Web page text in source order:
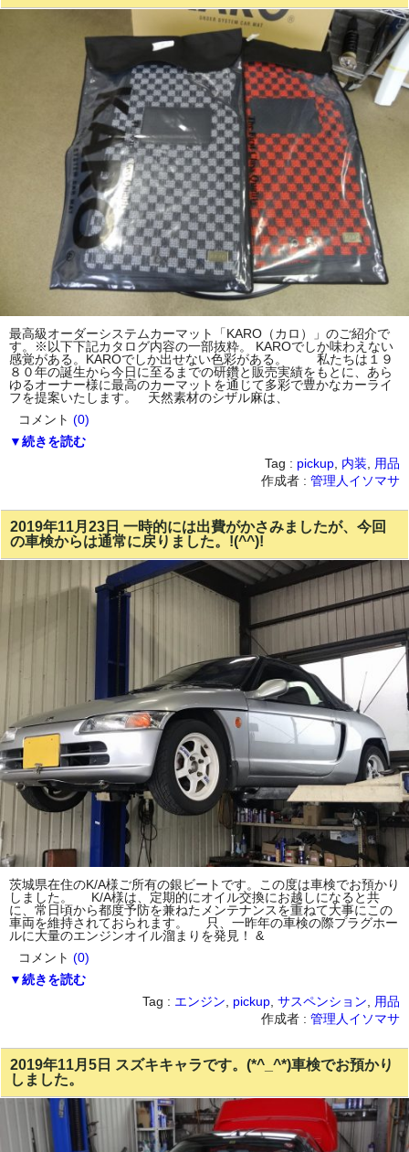
最高級オーダーシステムカーマット「KARO（カロ）」のご紹介で
す。※以下下記カタログ内容の一部抜粋。 KAROでしか味わえない
感覚がある。KAROでしか出せない色彩がある。 私たちは１９
８０年の誕生から今日に至るまでの研鑽と販売実績をもとに、あら
ゆるオーナー様に最高のカーマットを通じて多彩で豊かなカーライ
フを提案いたします。 天然素材のシザル麻は、
コメント (0)
▼続きを読む
Tag : pickup 内装
用品
作成者 : 管理人イソマサ
2019年11月23日 一時的には出費がかさみましたが、今回
の車検からは通常に戻りました。!(^^)!
茨城県在住のK/A様ご所有の銀ビートです。この度は車検でお預かり
しました。 K/A様は、定期的にオイル交換にお越しになると共
に、常日頃から都度予防を兼ねたメンテナンスを重ねて大事にこの
車両を維持されておられます。 只、一昨年の車検の際プラグホー
ルに大量のエンジンオイル溜まりを発見！ &
コメント (0)
▼続きを読む
Tag : エンジン pickup サスペンション
用品
作成者 : 管理人イソマサ
2019年11月5日 スズキキャラです。(*^_^*)車検でお預かり
しました。